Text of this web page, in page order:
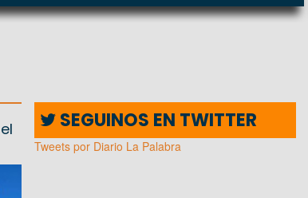
SEGUINOS EN TWITTER
Tweets por Diario La Palabra